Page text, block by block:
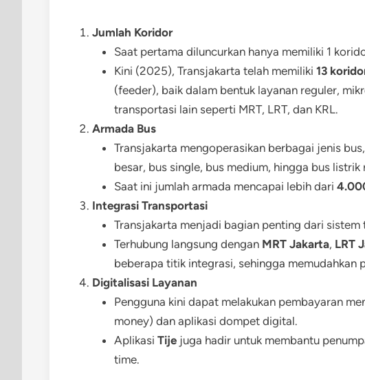
Jumlah Koridor
Saat pertama diluncurkan hanya memiliki 1
Kini (2025), Transjakarta telah memiliki 13
(feeder), baik dalam bentuk layanan reguler,
transportasi lain seperti MRT, LRT, dan KRL.
Armada Bus
Transjakarta mengoperasikan berbagai jenis
besar, bus single, bus medium, hingga bus listrik
Saat ini jumlah armada mencapai lebih dari
Integrasi Transportasi
Transjakarta menjadi bagian penting dari
Terhubung langsung dengan MRT Jakarta, LRT
beberapa titik integrasi, sehingga memudahkan
Digitalisasi Layanan
Pengguna kini dapat melakukan pembayaran
money) dan aplikasi dompet digital.
Aplikasi Tije juga hadir untuk membantu
time.